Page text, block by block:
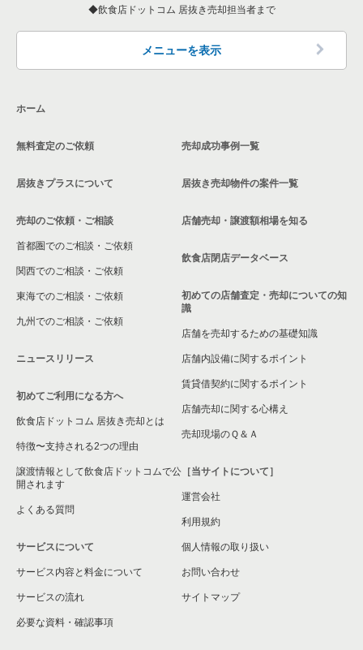
墨田区の飲食店の居抜き売却物件の案件一覧
品川区の飲食店の居抜き売却物件の案件一覧
中野区の飲食店の居抜き売却物件の案件一覧
東京23区の和食の居抜き売却物件の案件一覧
東京23区の洋食の居抜き売却物件の案件一覧
杉並区のその他の居抜き売却物件の案件一覧
飲食店ドットコム 居抜き売却担当者まで
メニューを表示
ホーム
無料査定のご依頼
居抜きプラスについて
売却のご依頼・ご相談
首都圏でのご相談・ご依頼
関西でのご相談・ご依頼
東海でのご相談・ご依頼
九州でのご相談・ご依頼
ニュースリリース
初めてご利用になる方へ
飲食店ドットコム 居抜き売却とは
特徴〜支持される2つの理由
譲渡情報として飲食店ドットコムで公
開されます
よくある質問
サービスについて
サービス内容と料金について
サービスの流れ
必要な資料・確認事項
売却成功事例一覧
居抜き売却物件の案件一覧
店舗売却・譲渡額相場を知る
飲食店閉店データベース
初めての店舗査定・売却についての知
識
店舗を売却するための基礎知識
店舗内設備に関するポイント
賃貸借契約に関するポイント
店舗売却に関する心構え
売却現場のＱ＆Ａ
［当サイトについて］
運営会社
利用規約
個人情報の取り扱い
お問い合わせ
サイトマップ